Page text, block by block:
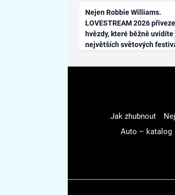
Nejen Robbie Williams.
LOVESTREAM 2026 přiveze
hvězdy, které běžně uvidíte
největších světových
Jak zhubnout
Auto – katalog